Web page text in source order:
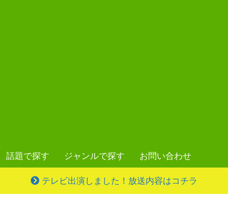
話題で探す ジャンルで探す お問い合わせ
テレビ出演しました！放送内容はコチラ